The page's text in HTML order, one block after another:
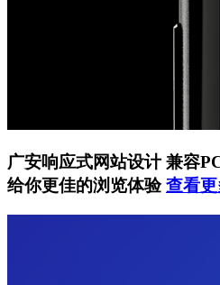
广安响应式网站设计兼容
给你更佳的浏览体验查看更